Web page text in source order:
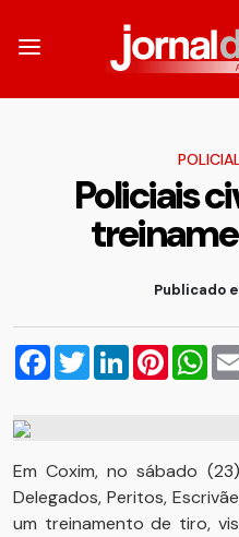
Policiais
Publicado
Facebook
TwitterLinkedIn
Em Coxim, no sábado
Delegados, Peritos,
um treinamento de tiro,